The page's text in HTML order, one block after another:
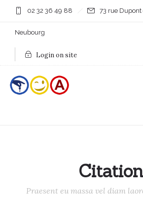
02 32 36 49 88 73 rue Dupont
Neubourg
Login on site
Citation
Praesent eu massa vel diam